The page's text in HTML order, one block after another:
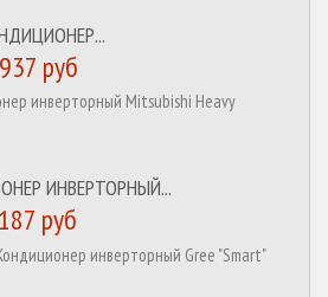
руб
ИНВЕРТОРНЫЙ...
руб